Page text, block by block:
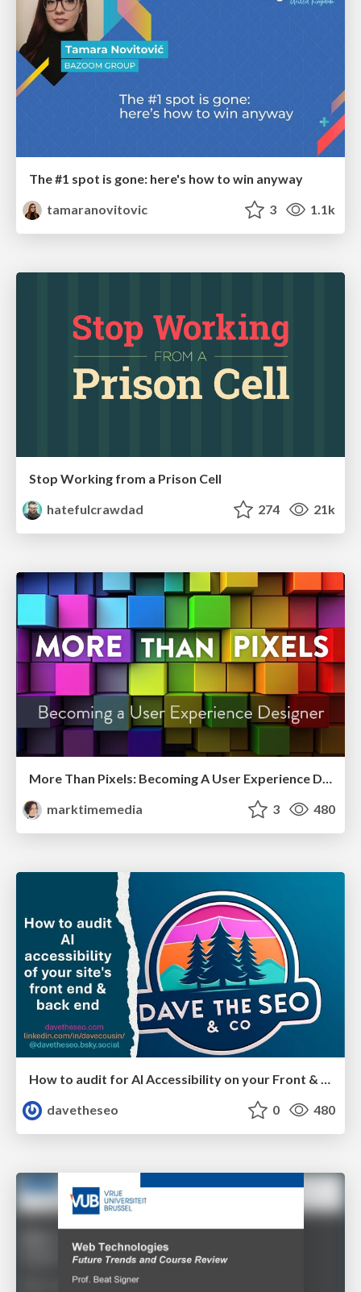
The #1 spot is gone: here's how to win anyway
tamaranovitovic
3 1.1k
Stop Working from a Prison Cell
hatefulcrawdad
274 21k
More Than Pixels: Becoming A User Experience Designer
marktimemedia
3 480
How to audit for AI Accessibility on your Front & Back End
davetheseo
0 480